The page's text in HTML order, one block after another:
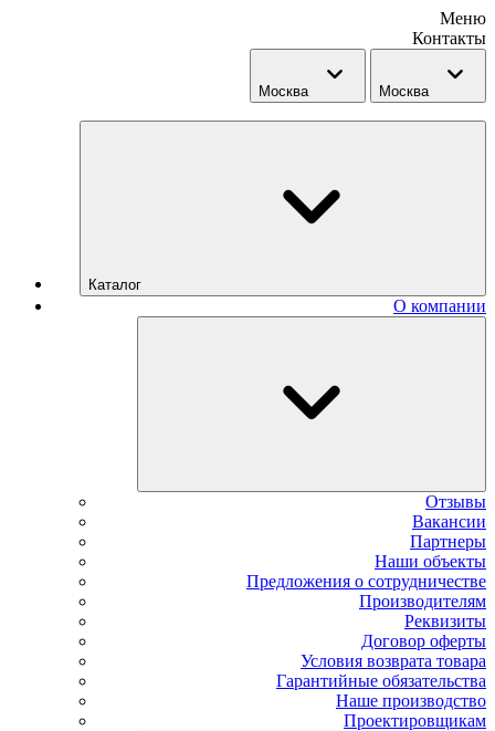
Меню
Контакты
Москва Москва
Каталог
О компании
Отзывы
Вакансии
Партнеры
Наши объекты
Предложения о сотрудничестве
Производителям
Реквизиты
Договор оферты
Условия возврата товара
Гарантийные обязательства
Наше производство
Проектировщикам